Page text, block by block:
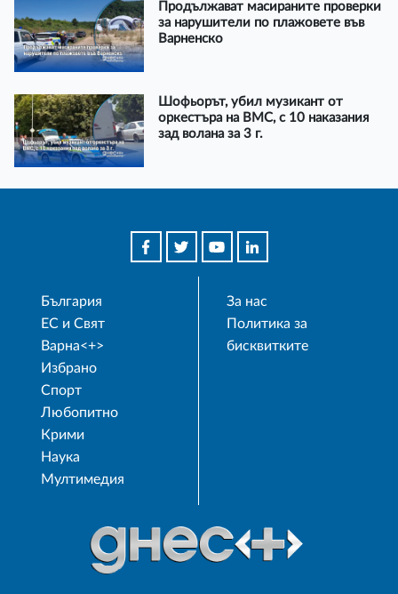
Продължават масираните проверки
за нарушители по плажовете във
Варненско
Шофьорът, убил музикант от
оркестъра на ВМС, с 10 наказания
зад волана за 3 г.
България
ЕС и Свят
Варна<+>
Избрано
Спорт
Любопитно
Крими
Наука
Мултимедия
За нас
Политика за
бисквитките